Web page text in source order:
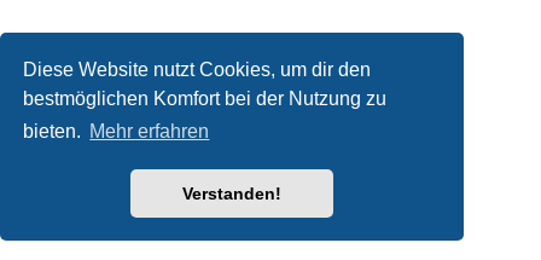
Diese Website nutzt Cookies, um dir den
bestmöglichen Komfort bei der Nutzung zu
bieten. Mehr erfahren
Verstanden!